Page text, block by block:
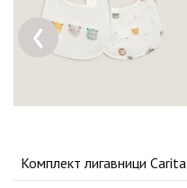
Комплект лигавници Carita
‹